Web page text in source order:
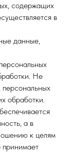
содержащих
в
данные,
Не
персональных
обработки.
а в
к целям